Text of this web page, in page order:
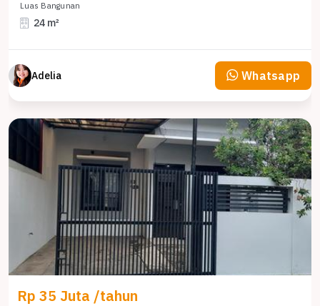
Luas Bangunan
24 m²
Adelia Whatsapp
Rp 35 Juta /tahun